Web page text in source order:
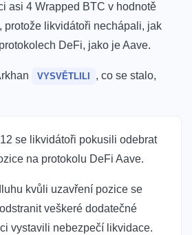
asi 4 Wrapped BTC v hodnotě
protože likvidátoři nechápali, jak
DeFi, jako je Aave.
VYSVĚTLILI
, co se stalo,
se likvidátoři pokusili odebrat
na protokolu DeFi Aave.
kvůli uzavření pozice se
veškeré dodatečné
vystavili nebezpečí likvidace.